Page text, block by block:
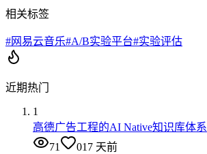
相关标签
#网易云音乐#A/B实验平台#实验评估
近期热门
1
高德广告工程的AI Native知识库体系
71
017 天前